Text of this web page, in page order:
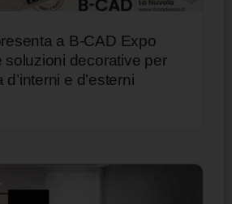
a B-CAD Expo
soluzioni decorative per
d’interni e d’esterni